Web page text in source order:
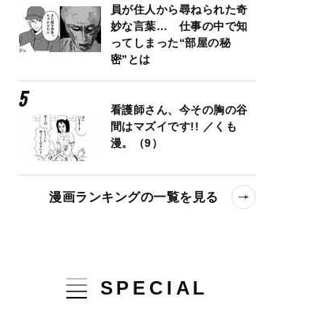
員が住人から尋ねられた奇
妙な言葉… 仕事の中で知
ってしまった“部屋の秘
密”とは
看護師さん、今その胸の谷
間はマズイです!! ／くも
漫。（9）
漫画ランキングの一覧を見る
SPECIAL